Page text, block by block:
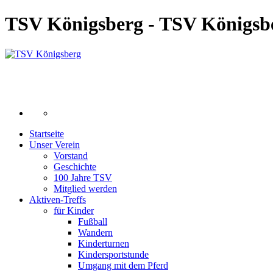
TSV Königsberg - TSV
Startseite
Unser Verein
Vorstand
Geschichte
100 Jahre TSV
Mitglied werden
Aktiven-Treffs
für Kinder
Fußball
Wandern
Kinderturnen
Kindersportstunde
Umgang mit dem Pferd